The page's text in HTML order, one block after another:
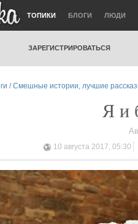
ТОПИКИ БЛОГИ ЛЮДИ
ЗАРЕГИСТРИРОВАТЬСЯ
/Смешные истории, лучшие
Я и
10 августа 2017, 05:30